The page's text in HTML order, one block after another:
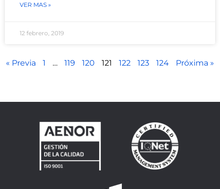
VER MAS »
12 febrero, 2019
« Previa 1 … 119 120 121 122 123 124 Próxima »